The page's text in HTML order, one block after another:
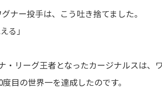
ナー投手は、こう吐き捨てました。
る」
・リーグ王者となったカージナルスは、
目の世界一を達成したのです。